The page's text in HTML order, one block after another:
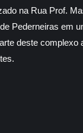
na Rua Prof.
Pederneiras em
deste complexo